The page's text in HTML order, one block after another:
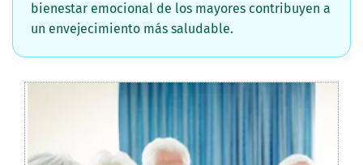
bienestar emocional de los mayores contribuyen a
un envejecimiento más saludable.